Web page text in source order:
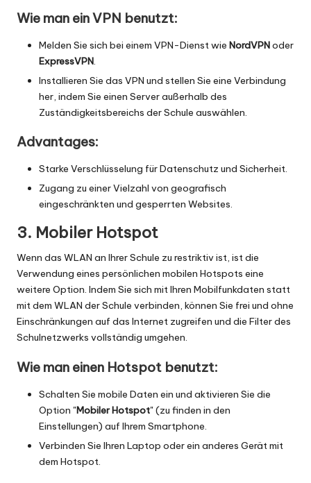
Wie man ein VPN benutzt:
Melden Sie sich bei einem VPN-Dienst wie NordVPNoder
ExpressVPN.
Installieren Sie das VPN und stellen Sie eine Verbindung
her, indem Sie einen Server außerhalb des
Zuständigkeitsbereichs der Schule auswählen.
Advantages:
Starke Verschlüsselung für Datenschutz und Sicherheit.
Zugang zu einer Vielzahl von geografisch
eingeschränkten und gesperrten Websites.
3. Mobiler Hotspot
Wenn das WLAN an Ihrer Schule zu restriktiv ist, ist die
Verwendung eines persönlichen mobilen Hotspots eine
weitere Option. Indem Sie sich mit Ihren Mobilfunkdaten statt
mit dem WLAN der Schule verbinden, können Sie frei und ohne
Einschränkungen auf das Internet zugreifen und die Filter des
Schulnetzwerks vollständig umgehen.
Wie man einen Hotspot benutzt:
Schalten Sie mobile Daten ein und aktivieren Sie die
Option "Mobiler Hotspot" (zu finden in den
Einstellungen) auf Ihrem Smartphone.
Verbinden Sie Ihren Laptop oder ein anderes Gerät mit
dem Hotspot.